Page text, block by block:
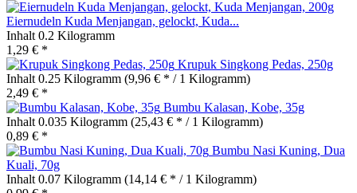
Eiernudeln Kuda Menjangan, gelockt, Kuda...
Inhalt 0.2 Kilogramm
1,29 € *
Krupuk Singkong Pedas, 250g
Inhalt 0.25 Kilogramm (9,96 € * / 1 Kilogramm)
2,49 € *
Bumbu Kalasan, Kobe, 35g
Inhalt 0.035 Kilogramm (25,43 € * / 1 Kilogramm)
0,89 € *
Bumbu Nasi Kuning, Dua
Kuali, 70g
Inhalt 0.07 Kilogramm (14,14 € * / 1 Kilogramm)